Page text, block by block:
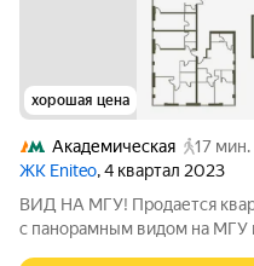
хорошая цена
Академическая
17 мин.
ЖК Eniteo, 4 квартал 2023
ВИД НА МГУ! Продается
с панорамным видом на МГУ